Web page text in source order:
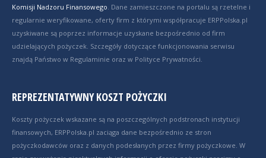
Komisji Nadzoru Finansowego. Dane zamieszczone na portalu są rzetelne i
regularnie weryfikowane, oferty firm z którymi współpracuje ERPPolska.pl
uzyskiwane są poprzez informacje uzyskane bezpośrednio od firm
udzielających pożyczek. Szczegóły dotyczące funkcjonowania serwisu
znajdą Państwo w Regulaminie oraz w Polityce Prywatności.
REPREZENTATYWNY KOSZT POŻYCZKI
Koszty pożyczek wskazane są na poszczególnych podstronach instytucji
finansowych, ERPPolska.pl zaciąga dane bezpośrednio ze stron
pożyczkodawców oraz z danych podesłanych przez firmy pożyczkowe. W